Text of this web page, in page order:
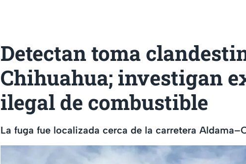
Detectan toma
Chihuahua; investigan
ilegal de combustible
La fuga fue localizada cerca de la carretera